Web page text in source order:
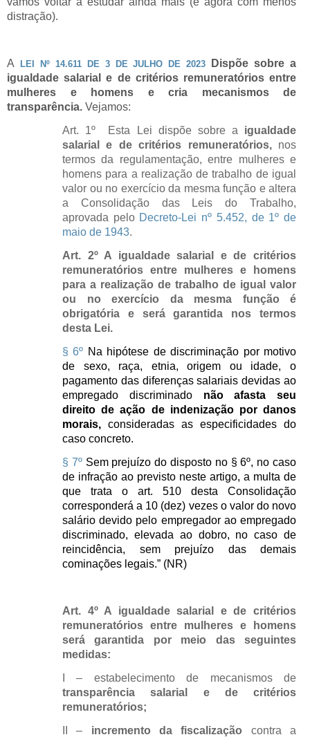
distração).
A LEI Nº 14.611 DE 3 DE JULHO DE 2023
Dispõe sobre a
igualdade salarial e de critérios remuneratórios entre
mulheres e homens e cria mecanismos de
transparência. Vejamos:
Art. 1º Esta Lei dispõe sobre a igualdade
salarial e de critérios remuneratórios, nos
termos da regulamentação, entre mulheres e
homens para a realização de trabalho de igual
valor ou no exercício da mesma função e altera
a Consolidação das Leis do Trabalho,
aprovada pelo Decreto-Lei nº 5.452, de 1º de
maio de 1943.
Art. 2º A igualdade salarial e de critérios
remuneratórios entre mulheres e homens
para a realização de trabalho de igual valor
ou no exercício da mesma função é
obrigatória e será garantida nos termos
desta Lei.
§ 6º Na hipótese de discriminação por motivo
de sexo, raça, etnia, origem ou idade, o
pagamento das diferenças salariais devidas ao
empregado discriminado não afasta seu
direito de ação de indenização por danos
morais, consideradas as especificidades do
caso concreto.
§ 7º Sem prejuízo do disposto no § 6º, no caso
de infração ao previsto neste artigo, a multa de
que trata o art. 510 desta Consolidação
corresponderá a 10 (dez) vezes o valor do novo
salário devido pelo empregador ao empregado
discriminado, elevada ao dobro, no caso de
reincidência, sem prejuízo das demais
cominações legais.” (NR)
Art. 4º A igualdade salarial e de critérios
remuneratórios entre mulheres e homens
será garantida por meio das seguintes
medidas:
I – estabelecimento de mecanismos de
transparência salarial e de critérios
remuneratórios;
II – incremento da fiscalização contra a